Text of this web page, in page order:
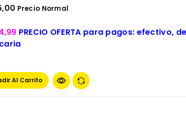
Precio Normal
PRECIO OFERTA para pagos: efectivo,
Al Carrito